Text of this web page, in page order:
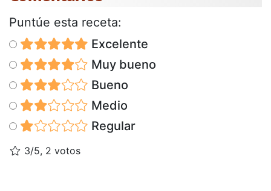
Puntúe esta receta:
Excelente
Muy bueno
Bueno
Medio
Regular
3/5, 2 votos